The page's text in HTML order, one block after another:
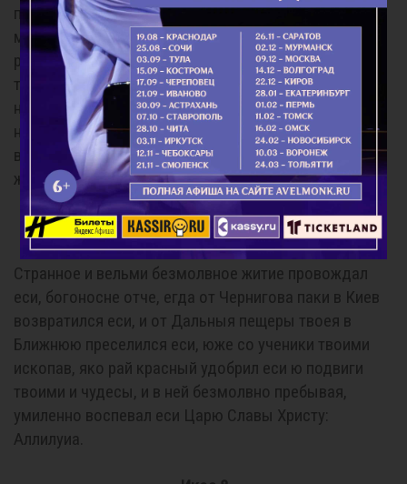
получивый. Радуйся, от мучительства демонскаго
многия человеки молитвою твоею свободивый;
радуйся, яко исцеления бла-годатныя от гроба
твоего верным подаеши. Радуйся, победивый враги
невидимыя глубоким твоим смирением; радуйся,
низложивый и посрамивый гордыню злобного
велиара. Радуйся, Антоние, монашескаго в Руси
жития первоначальниче.
Кондак 8
Странное и вельми безмолвное житие провождал
еси, богоносне отче, егда от Чернигова паки в Киев
возвратился еси, и от Дальныя пещеры твоея в
Ближнюю преселился еси, юже со ученики твоими
ископав, яко рай красный удобрил еси ю подвиги
твоими и чудесы, и в ней безмолвно пребывая,
умиленно воспевал еси Царю Славы Христу:
Аллилуиа.